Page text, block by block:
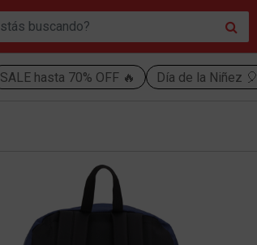
SALE hasta 70% OFF 🔥 Día de la Niñez 🎈